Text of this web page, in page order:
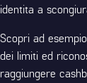
identita a
Scopri ad
dei limiti ed
raggiungere